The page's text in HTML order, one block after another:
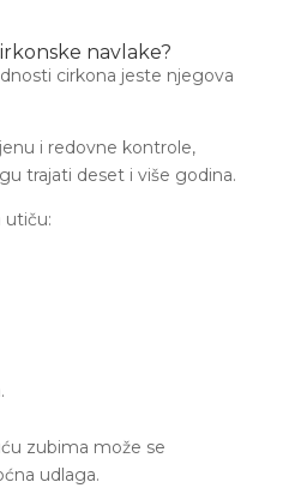
navlake?
cirkona jeste njegova
i redovne kontrole,
trajati deset i više godina.
utiču:
zubima može se
udlaga.